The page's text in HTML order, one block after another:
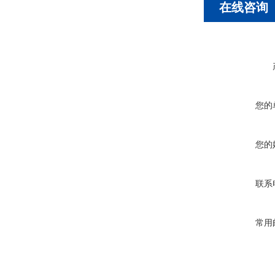
在线咨询
您的
您的
联系
常用